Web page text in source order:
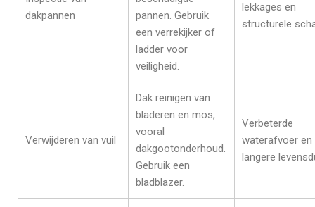
dakpannen
pannen. Gebruik
een verrekijker of
ladder voor
veiligheid.
lekkages en
structurele
Verwijderen van vuil
Dak reinigen van
bladeren en mos,
vooral
dakgootonderhoud.
Gebruik een
bladblazer.
Verbeterde
waterafvoer en
langere